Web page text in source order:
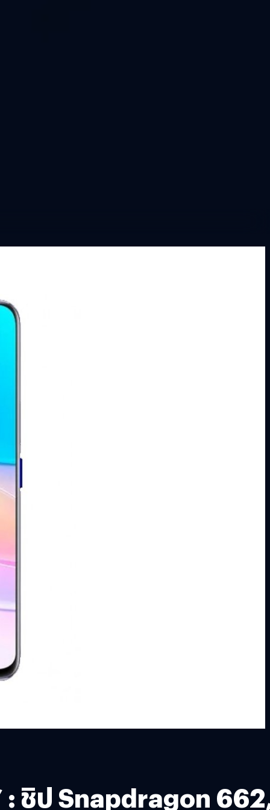
: ชิป Snapdragon